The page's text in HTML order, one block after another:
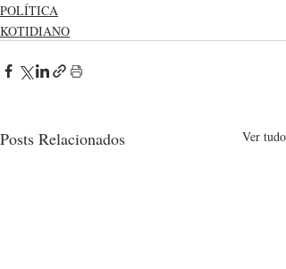
POLÍTICA
KOTIDIANO
Posts Relacionados Ver tudo